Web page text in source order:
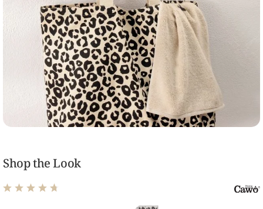
Shop the Look